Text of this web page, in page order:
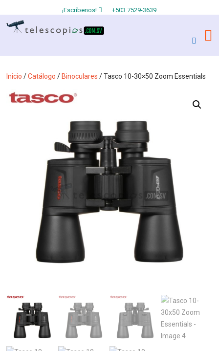
¡Escríbenos! +503 7529-3639
Inicio /Catálogo / Binoculares / Tasco 10-30×50 Zoom Essentials